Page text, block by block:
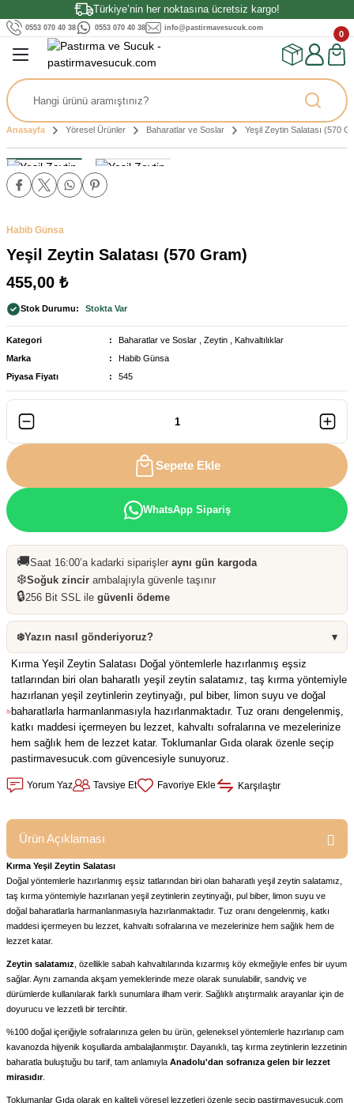
Türkiye’nin her noktasına ücretsiz kargo!
0553 070 40 38 0553 070 40 38 info@pastirmavesucuk.com
Geri Dön
Geri Dön
Geri Dön
0
Anasayfa Yöresel Ürünler Baharatlar ve Soslar Yeşil Zeytin Salatası (570
Habib Günsa
Yeşil Zeytin Salatası (570 Gram)
455,00 ₺
Stok Durumu Stokta Var
Kategori Baharatlar ve Soslar Zeytin
Kahvaltılıklar
Marka
Habib Günsa
Piyasa Fiyatı
545
Sepete Ekle
WhatsApp Sipariş
🚚Saat 16:00’a kadarki siparişler aynı gün kargoda
❄️Soğuk zincir ambalajıyla güvenle taşınır
🔒256 Bit SSL ile güvenli ödeme
❄️Yazın nasıl gönderiyoruz? ▾
Kırma Yeşil Zeytin Salatası Doğal yöntemlerle hazırlanmış eşsiz
tatlarından biri olan baharatlı yeşil zeytin salatamız, taş kırma yöntemiyle
hazırlanan yeşil zeytinlerin zeytinyağı, pul biber, limon suyu ve doğal
baharatlarla harmanlanmasıyla hazırlanmaktadır. Tuz oranı dengelenmiş,
katkı maddesi içermeyen bu lezzet, kahvaltı sofralarına ve mezelerinize
hem sağlık hem de lezzet katar. Toklumanlar Gıda olarak özenle seçip
pastirmavesucuk.com güvencesiyle sunuyoruz.
Yorum Yaz Tavsiye Et Karşılaştır
Ürün Açıklaması
Kırma Yeşil Zeytin Salatası
Doğal yöntemlerle hazırlanmış eşsiz tatlarından biri olan baharatlı yeşil zeytin salatamız,
taş kırma yöntemiyle hazırlanan yeşil zeytinlerin zeytinyağı, pul biber, limon suyu ve
doğal baharatlarla harmanlanmasıyla hazırlanmaktadır. Tuz oranı dengelenmiş, katkı
maddesi içermeyen bu lezzet, kahvaltı sofralarına ve mezelerinize hem sağlık hem de
lezzet katar.
Zeytin salatamız , özellikle sabah kahvaltılarında kızarmış köy ekmeğiyle enfes bir uyum
sağlar. Aynı zamanda akşam yemeklerinde meze olarak sunulabilir, sandviç ve
dürümlerde kullanılarak farklı sunumlara ilham verir. Sağlıklı atıştırmalık arayanlar için de
doyurucu ve lezzetli bir tercihtir.
%100 doğal içeriğiyle sofralarınıza gelen bu ürün, geleneksel yöntemlerle hazırlanıp cam
kavanozda hijyenik koşullarda ambalajlanmıştır. Dayanıklı, taş kırma zeytinlerin lezzetinin
baharatla buluştuğu bu tarif, tam anlamıyla Anadolu'dan sofranıza gelen bir lezzet
mirasıdır.
Toklumanlar Gıda olarak en kaliteli yöresel lezzetleri özenle seçip pastirmavesucuk.com